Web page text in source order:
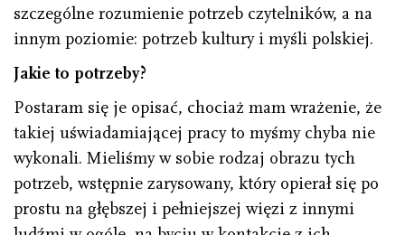
szczególne rozumienie potrzeb czytelników, a na
innym poziomie: potrzeb kultury i myśli polskiej.
Jakie to potrzeby?
Postaram się je opisać, chociaż mam wrażenie, że
takiej uświadamiającej pracy to myśmy chyba nie
wykonali. Mieliśmy w sobie rodzaj obrazu tych
potrzeb, wstępnie zarysowany, który opierał się po
prostu na głębszej i pełniejszej więzi z innymi